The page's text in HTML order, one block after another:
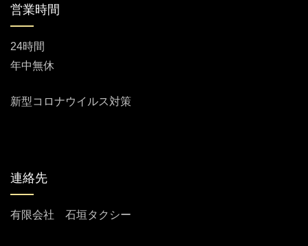
営業時間
24時間
年中無休
新型コロナウイルス対策
連絡先
有限会社 石垣タクシー